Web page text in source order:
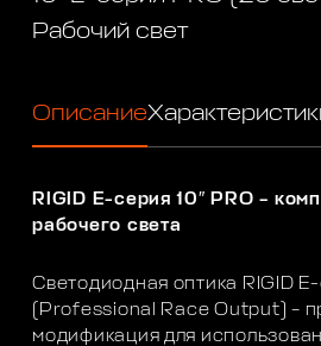
Рабочий свет
Описание
RIGID E-серия 10″ PRO –
рабочего света
Светодиодная оптика RIGID
(Professional Race Output) –
модификация для